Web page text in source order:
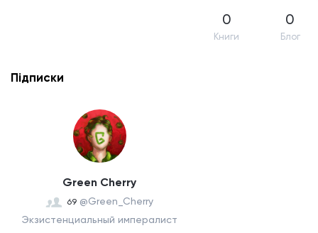
0
Книги
0
Блог
Підписки
Green Cherry
69 @Green_Cherry
Экзистенциальный импералист